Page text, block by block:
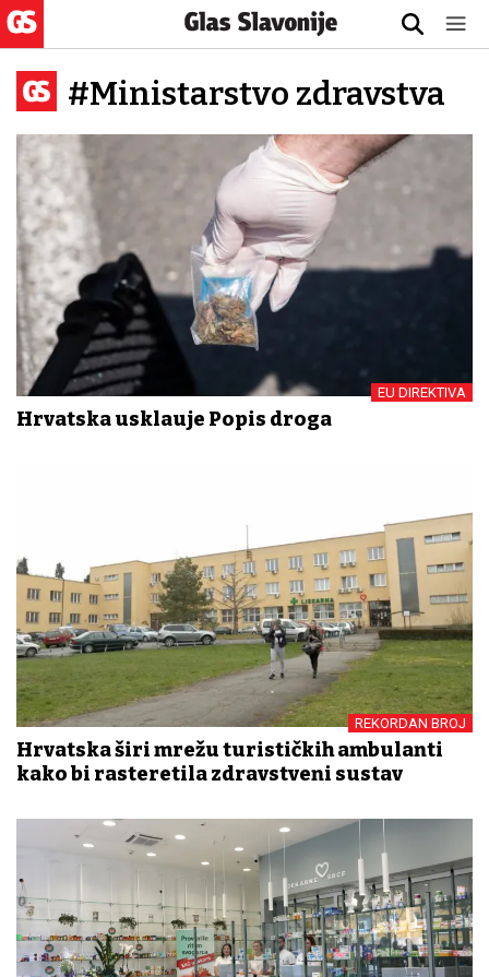
#Ministarstvo zdravstva
EU DIREKTIVA
Hrvatska usklađuje Popis droga
REKORDAN BROJ
Hrvatska širi mrežu turističkih ambulanti
kako bi rasteretila zdravstveni sustav